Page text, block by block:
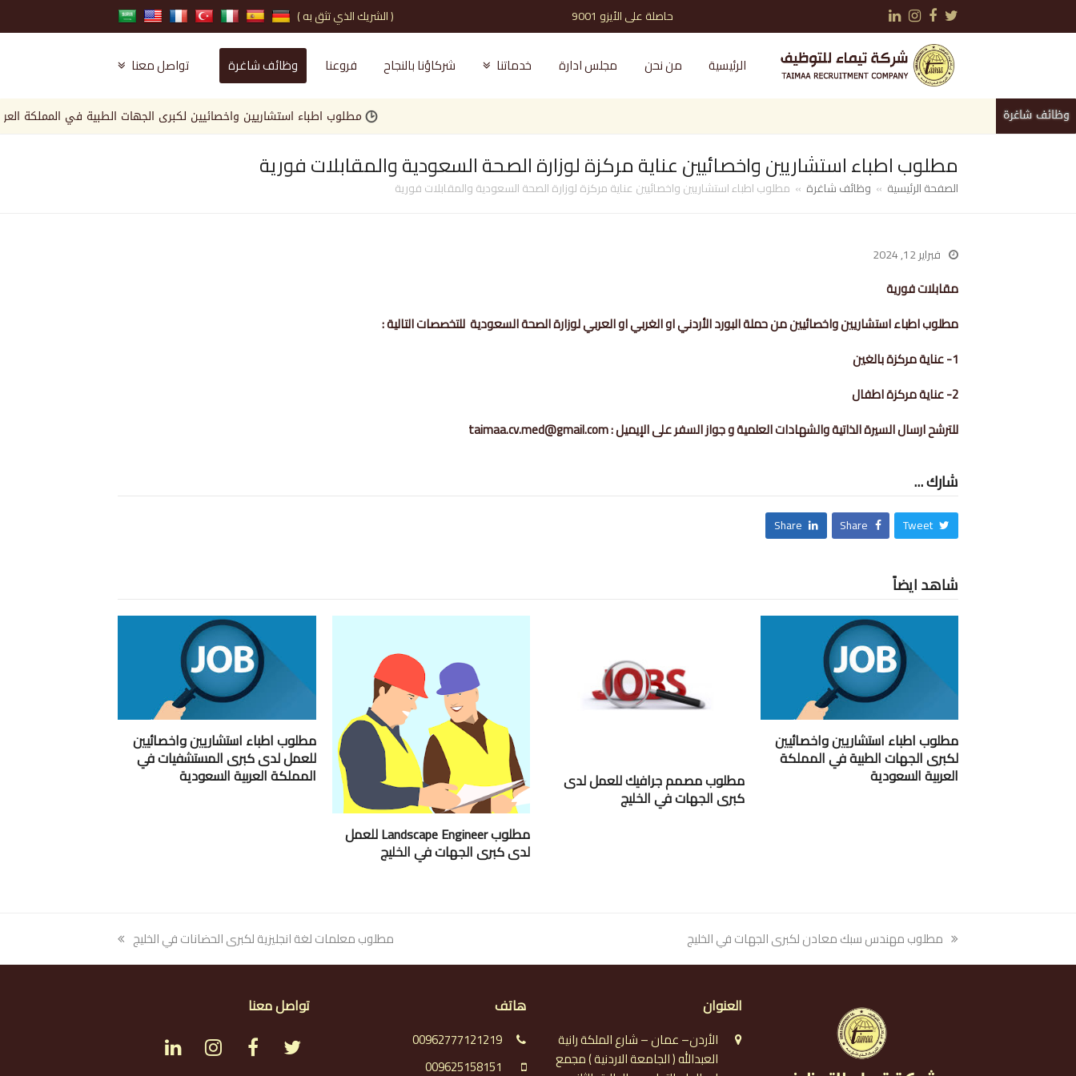
Twitter
Facebook
Instagram حاصلة على الأيزو 9001 ( الشريك الذي تثق به )
الرئيسية من نحن مجلس ادارة خدماتنا شركاؤنا بالنجاح فروعنا وظائف شاغرة تواصل معنا
وظائف شاغرة مطلوب اطباء استشاريين واخصائيين لكبرى الجهات الطبية في المملكة العربية
مطلوب اطباء استشاريين واخصائيين عناية مركزة لوزارة الصحة السعودية والمقابلات فورية
الصفحة الرئيسية » وظائف شاغرة » مطلوب اطباء استشاريين واخصائيين عناية مركزة لوزارة الصحة السعودية والمقابلات فورية
فبراير 12, 2024
مقابلات فورية
مطلوب اطباء استشاريين واخصائيين من حملة البورد الأردني او الغربي او العربي لوزارة الصحة السعودية للتخصصات التالية :
1- عناية مركزة بالغين
2- عناية مركزة اطفال
للترشح ارسال السيرة الذاتية والشهادات العلمية و جواز السفر على الإيميل : taimaa.cv.med@gmail.com
شارك ...
Tweet
Share
Share
شاهد ايضاً
مطلوب اطباء استشاريين واخصائيين
لكبرى الجهات الطبية في المملكة
العربية السعودية مطلوب مصمم جرافيك للعمل لدى
كبرى الجهات في الخليج
مطلوب Landscape Engineer للعمل
لدى كبرى الجهات في الخليج
مطلوب اطباء استشاريين واخصائيين
للعمل لدى كبرى المستشفيات في
المملكة العربية السعودية
previous
مطلوب مهندس سبك معادن لكبرى الجهات في الخليج
next
مطلوب معلمات لغة انجليزية لكبرى الحضانات في الخليج
العنوان
الأردن– عمان – شارع الملكة رانية
العبدالله ( الجامعة الاردنية ) مجمع
هاتف
00962777121219
009625158151
تواصل معنا
L